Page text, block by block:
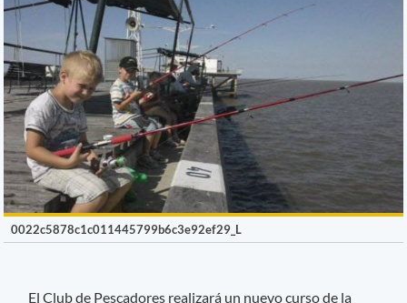
0022c5878c1c011445799b6c3e92ef29_L
El Club de Pescadores realizará un nuevo curso de la